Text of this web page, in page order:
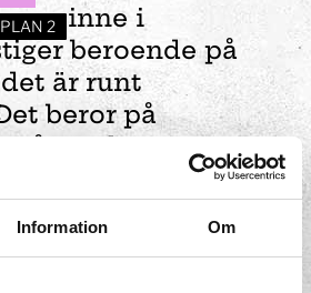
Information Om
PLAN 2
inne i
beroende på
är runt
beror på
på vätskan inne i
Försök förklara